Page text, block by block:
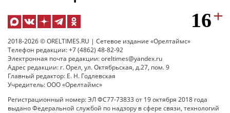
2018-2026 © ORELTIMES.RU | Сетевое издание «Орелтаймс»
Телефон редакции: +7 (4862) 48-82-92
Электронная почта редакции: oreltimes@yandex.ru
Адрес редакции: г. Орел, ул. Октябрьская, д.27, пом. 9
Главный редактор: Е. Н. Годлевская
Учредитель: ООО «Орелтаймс»
Регистрационный номер: ЭЛ ФС77-73833 от 19 октября 2018 года
выдано Федеральной службой по надзору в сфере связи, технологий